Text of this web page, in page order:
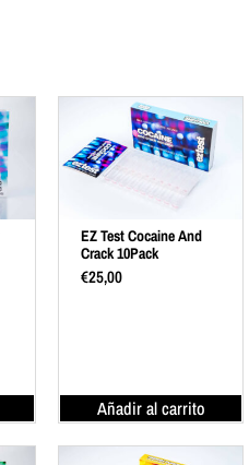
EZ Test Cocaine And
Crack 10Pack
€25,00
Añadir al carrito